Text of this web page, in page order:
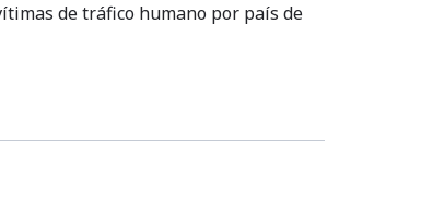
de tráfico humano por país de